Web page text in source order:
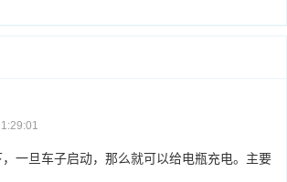
一旦车子启动，那么就可以给电瓶充电。主要